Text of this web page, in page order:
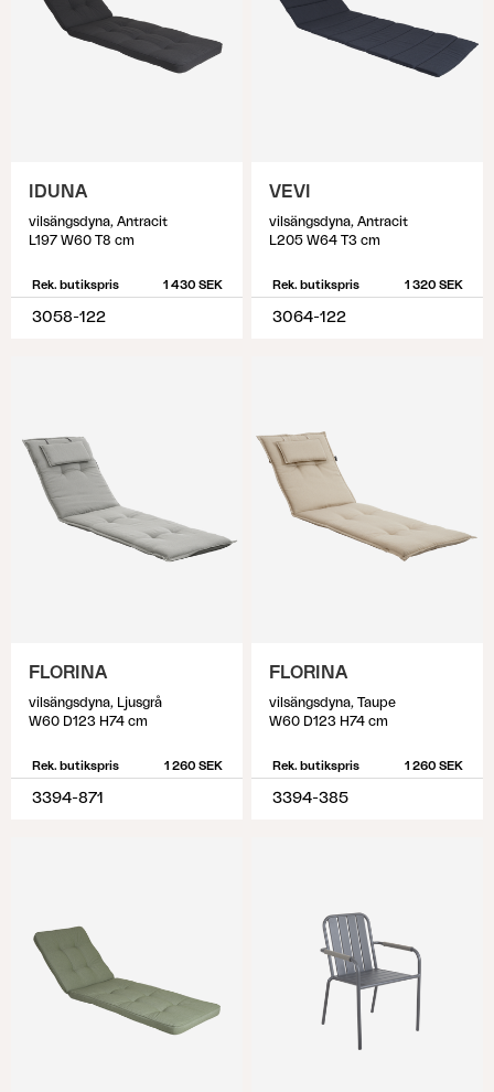
IDUNA
vilsängsdyna, Antracit
L197 W60 T8 cm
Rek. butikspris 1 430 SEK
3058-122
VEVI
vilsängsdyna, Antracit
L205 W64 T3 cm
Rek. butikspris 1 320 SEK
3064-122
FLORINA
vilsängsdyna, Ljusgrå
W60 D123 H74 cm
Rek. butikspris 1 260 SEK
3394-871
FLORINA
vilsängsdyna, Taupe
W60 D123 H74 cm
Rek. butikspris 1 260 SEK
3394-385